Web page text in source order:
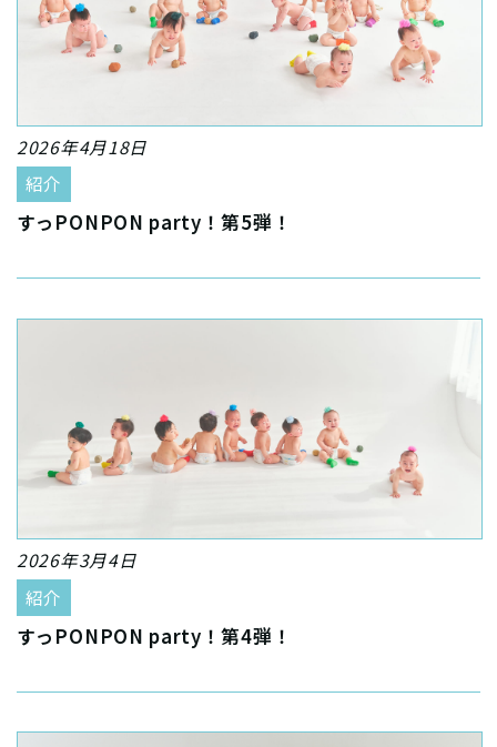
2026年4月18日
紹介
すっPONPON party！第5弾！
2026年3月4日
紹介
すっPONPON party！第4弾！